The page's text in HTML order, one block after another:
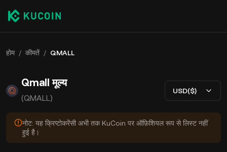
होम / कीमतें / QMALL
Qmall मूल्य
(QMALL)
USD($)
नोट: यह क्रिप्टोकरेंसी अभी तक KuCoin पर ऑफ़िशियल रूप से लिस्ट नहीं
हुई है।